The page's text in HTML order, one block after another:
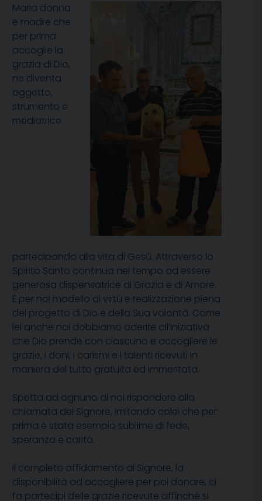
Maria donna
e madre che
per prima
accoglie la
grazia di Dio,
ne diventa
oggetto,
strumento e
mediatrice
partecipando alla vita di Gesù. Attraverso lo
Spirito Santo continua nel tempo ad essere
generosa dispensatrice di Grazia e di Amore.
È per noi modello di virtù e realizzazione piena
del progetto di Dio e della Sua volontà. Come
lei anche noi dobbiamo aderire all’iniziativa
che Dio prende con ciascuno e accogliere le
grazie, i doni, i carismi e i talenti ricevuti in
maniera del tutto gratuita ed immeritata.
Spetta ad ognuno di noi rispondere alla
chiamata del Signore, imitando colei che per
prima è stata esempio sublime di fede,
speranza e carità.
Il completo affidamento al Signore, la
disponibilità ad accogliere per poi donare, ci
fa partecipi delle grazie ricevute affinché si